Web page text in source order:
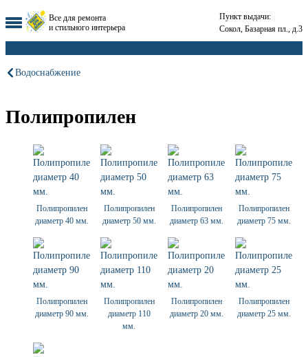
Все для ремонта
и стильного интерьера
Пункт выдачи:
Сокол, Базарная пл., д.3
Водоснабжение
Полипропилен
Полипропилен
диаметр 40 мм.
Полипропилен
диаметр 50 мм.
Полипропилен
диаметр 63 мм.
Полипропилен
диаметр 75 мм.
Полипропилен
диаметр 90 мм.
Полипропилен
диаметр 110
мм.
Полипропилен
диаметр 20 мм.
Полипропилен
диаметр 25 мм.